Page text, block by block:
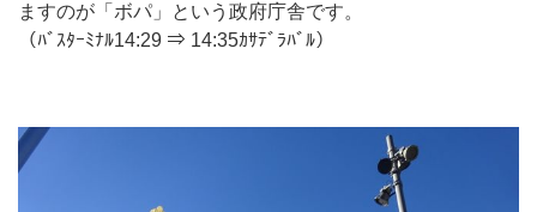
ますのが「ボパ」という政府庁舎です。
（ﾊﾞｽﾀｰﾐﾅﾙ14:29 ⇒ 14:35ｶｻﾃﾞﾗﾊﾞﾙ）